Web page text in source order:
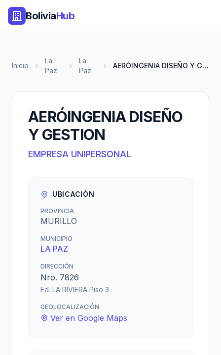
BoliviaHub
Inicio
La
Paz
La
Paz
AERÓINGENIA DISEÑO Y GESTION
AERÓINGENIA DISEÑO
Y GESTION
EMPRESA UNIPERSONAL
UBICACIÓN
PROVINCIA
MURILLO
MUNICIPIO
LA PAZ
DIRECCIÓN
Nro. 7826
Ed. LA RIVIERA Piso 3
GEOLOCALIZACIÓN
Ver en Google Maps